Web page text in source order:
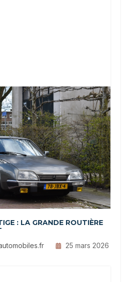
: LA GRANDE ROUTIÈRE
25 mars 2026